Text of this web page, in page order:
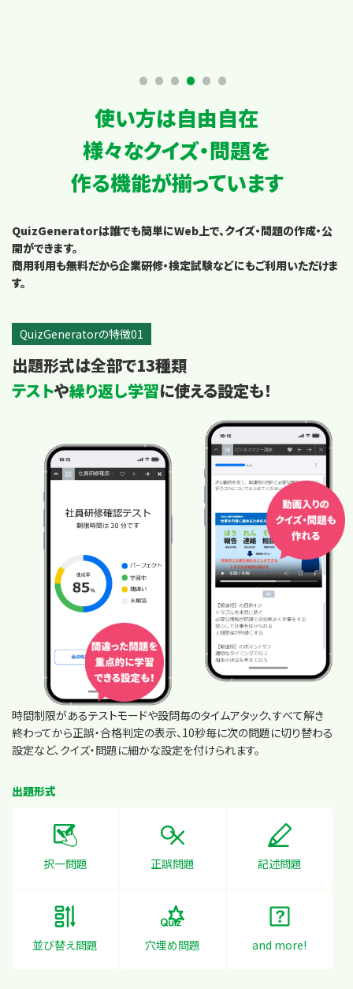
使い方は自由自在
様々なクイズ・問題を
作る機能が揃っています
QuizGeneratorは誰でも簡単にWeb上で、クイズ・問題の作成・公
開ができます。
商用利用も無料だから企業研修・検定試験などにもご利用いただけま
す。
QuizGeneratorの特徴01
出題形式は全部で13種類
テストや繰り返し学習に使える設定も！
時間制限があるテストモードや設問毎のタイムアタック、すべて解き
終わってから正誤・合格判定の表示、10秒毎に次の問題に切り替わる
設定など、クイズ・問題に細かな設定を付けられます。
出題形式
択一問題 正誤問題 記述問題
並び替え問題 穴埋め問題 and more!